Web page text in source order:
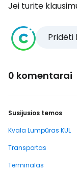
Jei turite
Pridėti
0 komentarai
Susijusios temos
Kvala Lumpūras KUL
Transportas
Terminalas